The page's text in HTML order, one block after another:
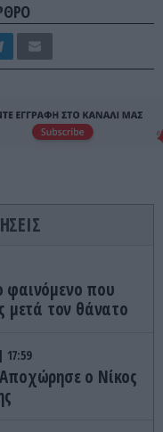
φαινόμενο που
μετά τον θάνατο
17:59
ο Νίκος